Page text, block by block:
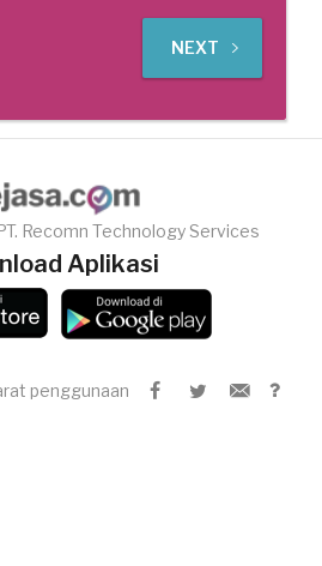
NEXT
Recomn Technology Services
Aplikasi
penggunaan